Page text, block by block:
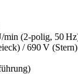
min (2‑polig, 50
/ 690 V (Stern)